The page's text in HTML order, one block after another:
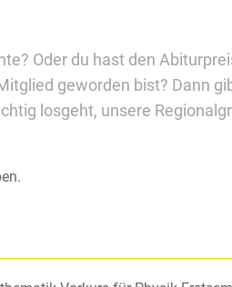
Oder du hast den
geworden bist? Dann
losgeht, unsere